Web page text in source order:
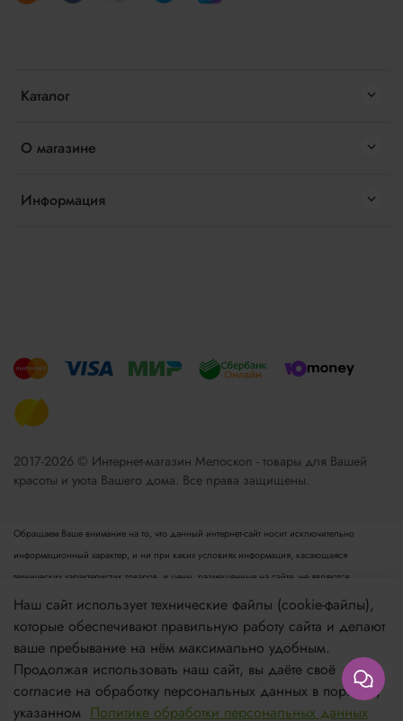
Каталог
О магазине
Информация
2017-2026 © Интернет-магазин Мелоскоп - товары для Вашей
красоты и уюта Вашего дома. Все права защищены.
Обращаем Ваше внимание на то, что данный интернет-сайт носит исключительно
информационный характер, и ни при каких условиях информация, касающаяся
технических характеристик товаров, и цены, размещенные на сайте, не являются
публичной офертой, определяемой положениями пункта 2 статьи 437 Гражданского
кодекса РФ. Для получения подробной информации просьба обращаться к менеджеру.
Опубликованная на данном сайте информация может быть изменена в любое время без
предварительного уведомления.
Если вы заметили ошибку в описании, пожалуйста, сообщите нам по адресу
Наш сайт использует технические файлы (cookie-файлы),
которые обеспечивают правильную работу сайта и делают
ваше пребывание на нём максимально удобным.
Продолжая использовать наш сайт, вы даёте своё
согласие на обработку персональных данных в порядке,
указанном Политике обработки персональных данных